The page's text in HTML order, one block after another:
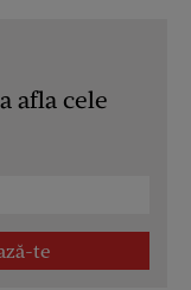
afla cele